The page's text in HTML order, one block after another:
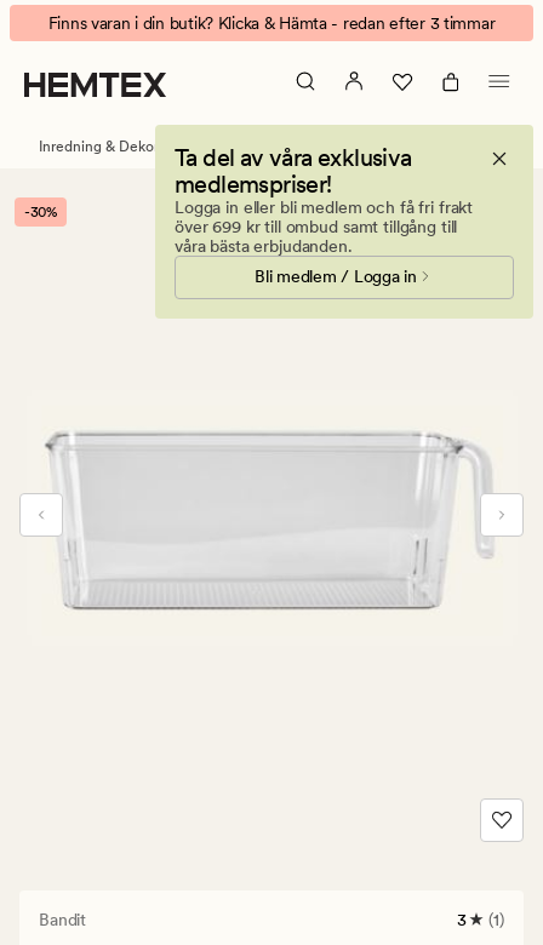
Bandit
förvaringslåda
transparent
Animerad
banner.
Klicka
på
att
pausa.
Finns varan i din butik? Klicka & Hämta - redan efter 3 timmar
Ta del av våra exklusiva
medlemspriser!
Logga in eller bli medlem och få fri frakt
över 699 kr till ombud samt tillgång till
våra bästa erbjudanden.
Bli medlem / Logga in
Inredning & Dekorationer Förvaring
-30%
Bandit
1
3 (1)